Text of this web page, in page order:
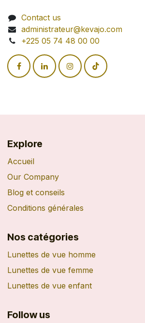
Contact us
administrateur@kevajo.com
+225 05 74 48 00 00
Explore
Accueil
Our Company
Blog et conseils
Conditions générales
Nos catégories
Lunettes de vue homme
Lunettes de vue femme
Lunettes de vue enfant
Follow us